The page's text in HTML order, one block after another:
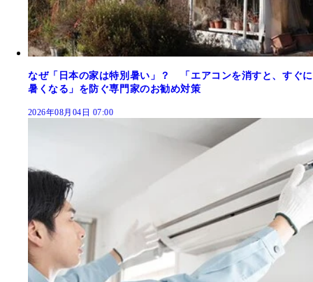
なぜ「日本の家は特別暑い」？ 「エアコンを消すと、すぐに
暑くなる」を防ぐ専門家のお勧め対策
2026年08月04日 07:00